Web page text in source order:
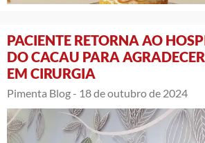
PACIENTE RETORNA AO
DO CACAU PARA
EM CIRURGIA
Pimenta Blog - 18 de outubro de 2024